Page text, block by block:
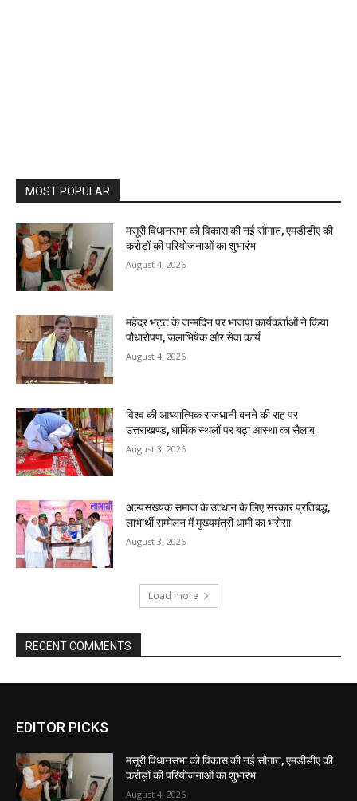
EDITOR PICKS
मसूरी विधानसभा को विकास की नई सौगात, एमडीडीए की
करोड़ों की परियोजनाओं का शुभारंभ
August 4, 2026